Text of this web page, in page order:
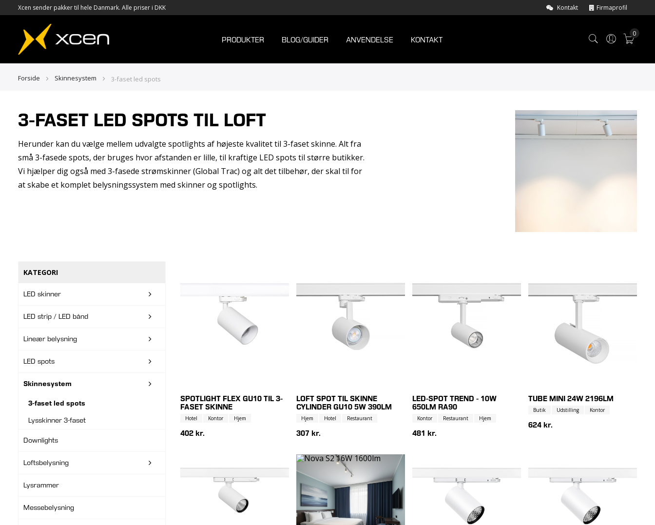
Xcen sender pakker til hele Danmark. Alle priser i DKK Kontakt Firmaprofil
PRODUKTER BLOG/GUIDER ANVENDELSE KONTAKT
0
Forside Skinnesystem 3-faset led spots
3-FASET LED SPOTS TIL LOFT
Herunder kan du vælge mellem udvalgte spotlights af højeste kvalitet til 3-faset skinne. Alt fra
små 3-fasede spots, der bruges hvor afstanden er lille, til kraftige LED spots til større butikker.
Vi hjælper dig også med 3-fasede strømskinner (Global Trac) og alt det tilbehør, der skal til for
at skabe et komplet belysningssystem med skinner og spotlights.
SPOTLIGHT FLEX GU10 TIL 3-
FASET SKINNE
Hotel Kontor Hjem
402 kr.
LOFT SPOT TIL SKINNE
CYLINDER GU10 5W 390LM
Hjem Hotel Restaurant
307 kr.
LED-SPOT TREND - 10W
650LM RA90
Kontor Restaurant Hjem
481 kr.
TUBE MINI 24W 2196LM
Butik Udstilling Kontor
624 kr.
KATEGORI
LED skinner
LED strip / LED bånd
Lineær belysning
LED spots
Skinnesystem
3-faset led spots
Lysskinner 3-faset
Downlights
Loftsbelysning
Lysrammer
Messebelysning